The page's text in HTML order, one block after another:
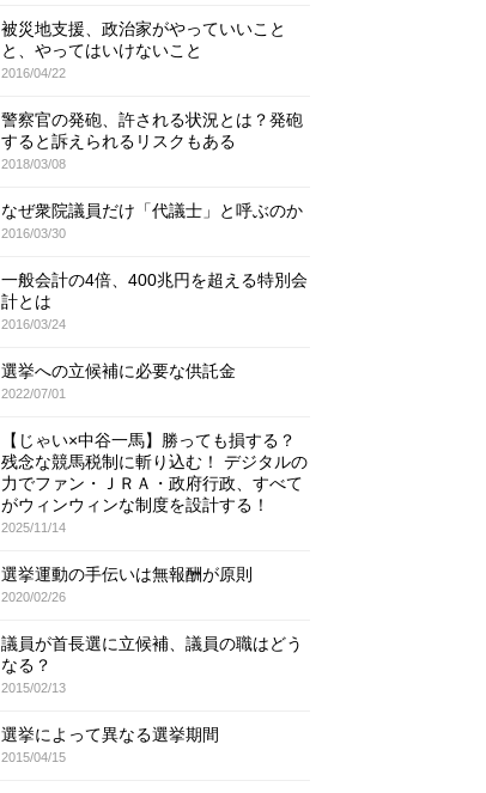
被災地支援、政治家がやっていいこと
と、やってはいけないこと
2016/04/22
警察官の発砲、許される状況とは？発砲
すると訴えられるリスクもある
2018/03/08
なぜ衆院議員だけ「代議士」と呼ぶのか
2016/03/30
一般会計の4倍、400兆円を超える特別会
計とは
2016/03/24
選挙への立候補に必要な供託金
2022/07/01
【じゃい×中谷一馬】勝っても損する？
残念な競馬税制に斬り込む！ デジタルの
力でファン・ＪＲＡ・政府行政、すべて
がウィンウィンな制度を設計する！
2025/11/14
選挙運動の手伝いは無報酬が原則
2020/02/26
議員が首長選に立候補、議員の職はどう
なる？
2015/02/13
選挙によって異なる選挙期間
2015/04/15